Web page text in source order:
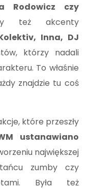
Rodowicz czy
też akcenty
Inna, DJ
którzy nadali
To właśnie
znajdzie tu coś
które przeszły
ustanawiano
największej
zumby czy
Była też